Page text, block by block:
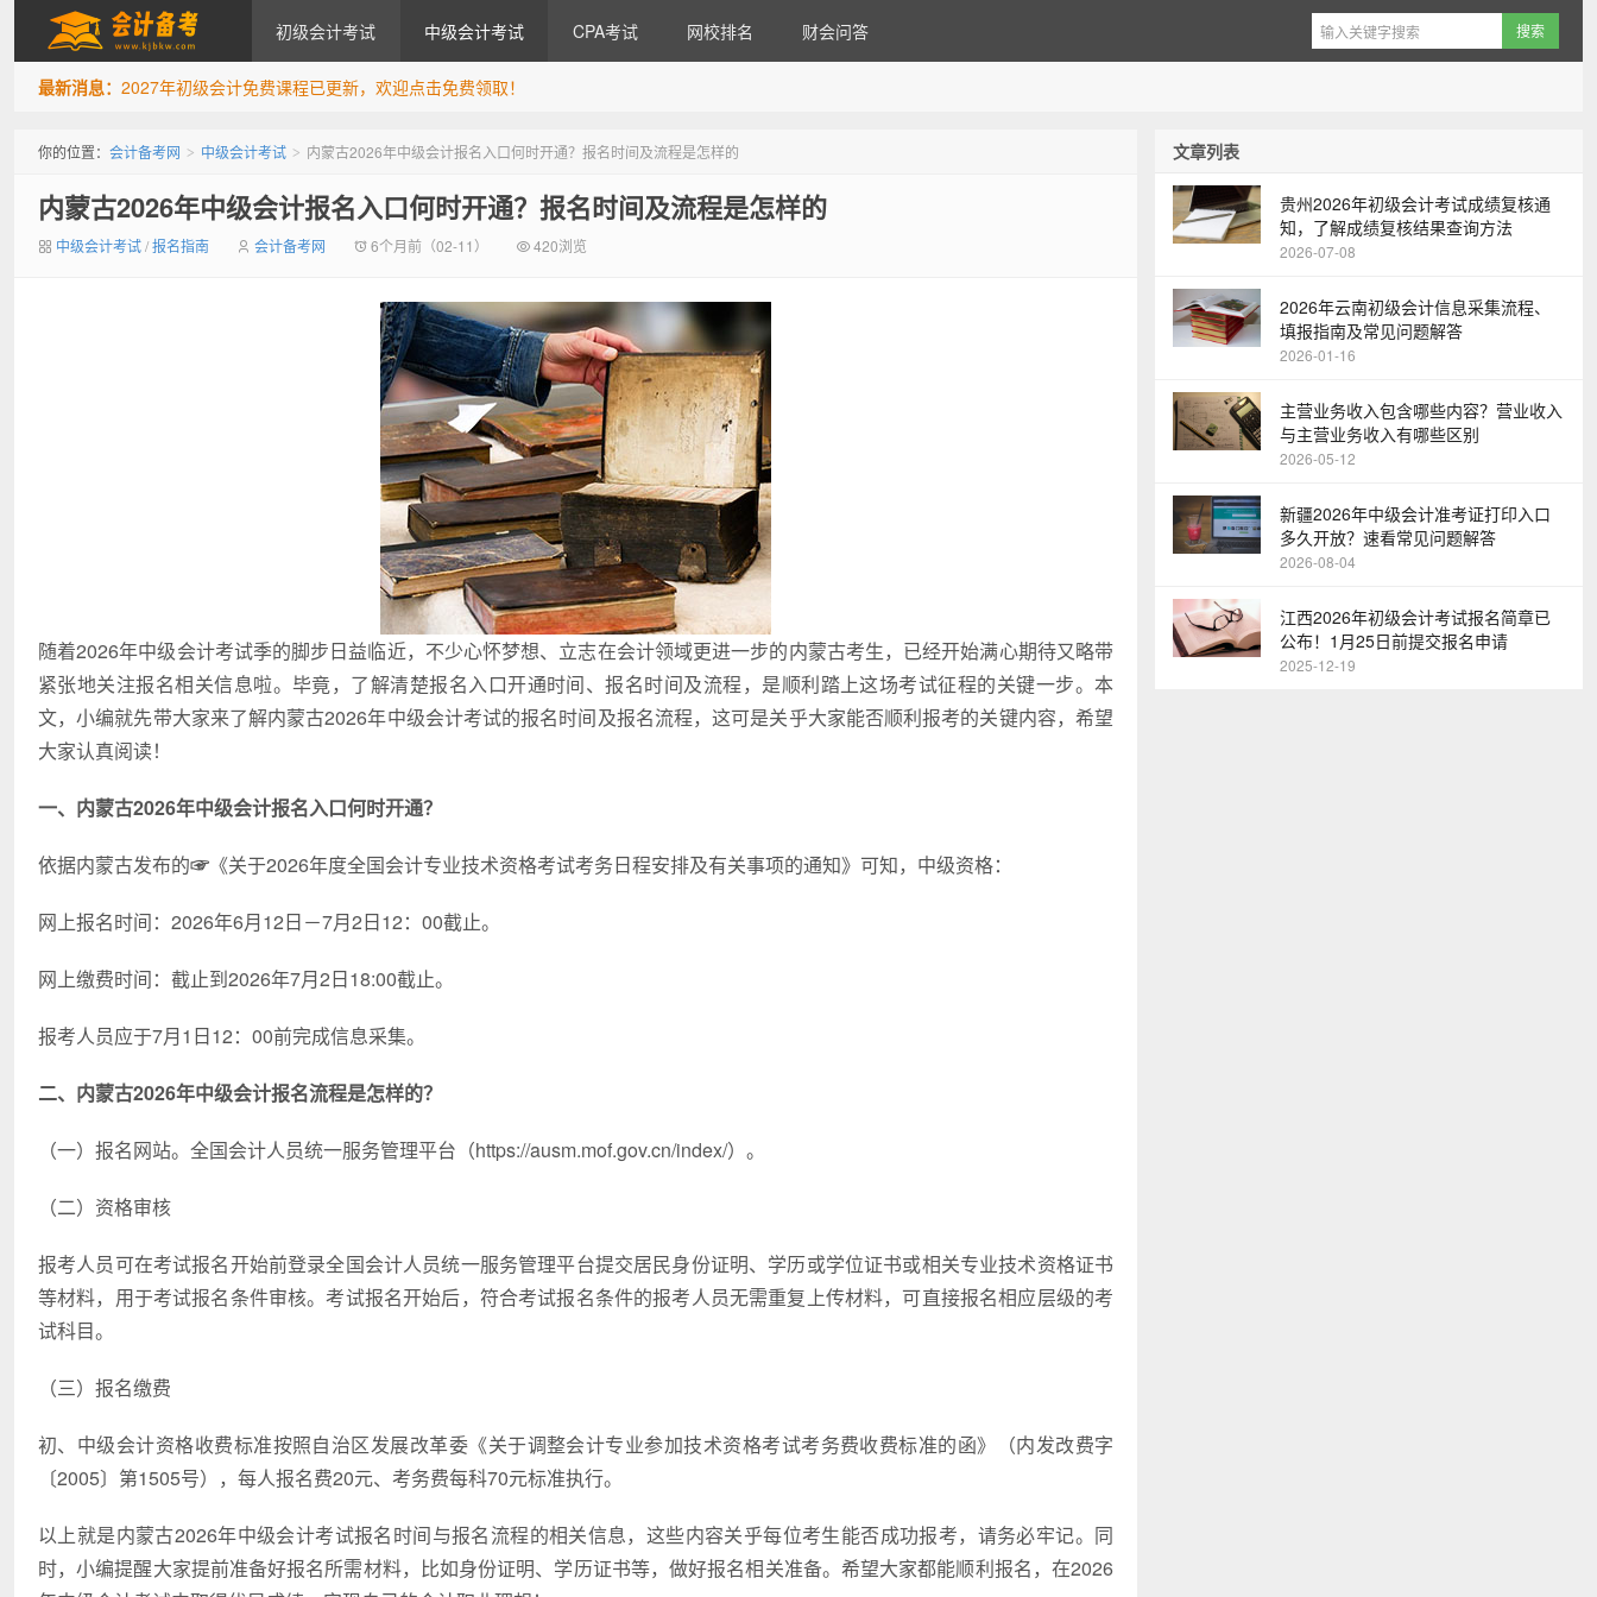
初级会计考试 中级会计考试 CPA考试 网校排名 财会问答
最新消息： 2027年初级会计免费课程已更新，欢迎点击免费领取！
你的位置： 会计备考网 > 中级会计考试 > 内蒙古2026年中级会计报名入口何时开通？报名时间及流程是怎样的
内蒙古2026年中级会计报名入口何时开通？报名时间及流程是怎样的
中级会计考试/报名指南 会计备考网 6个月前（02-11） 420浏览
随着2026年中级会计考试季的脚步日益临近，不少心怀梦想、立志在会计领域更进一步的内蒙古考生，已经开始满心期待又略带
紧张地关注报名相关信息啦。毕竟，了解清楚报名入口开通时间、报名时间及流程，是顺利踏上这场考试征程的关键一步。本
文，小编就先带大家来了解内蒙古2026年中级会计考试的报名时间及报名流程，这可是关乎大家能否顺利报考的关键内容，希望
大家认真阅读！
一、内蒙古2026年中级会计报名入口何时开通？
依据内蒙古发布的☞ 《关于2026年度全国会计专业技术资格考试考务日程安排及有关事项的通知》可知，中级资格：
网上报名时间：2026年6月12日－7月2日12：00截止。
网上缴费时间：截止到2026年7月2日18:00截止。
报考人员应于7月1日12：00前完成信息采集。
二、内蒙古2026年中级会计报名流程是怎样的？
（一）报名网站。全国会计人员统一服务管理平台（https://ausm.mof.gov.cn/index/）。
（二）资格审核
报考人员可在考试报名开始前登录全国会计人员统一服务管理平台提交居民身份证明、学历或学位证书或相关专业技术资格证书
等材料，用于考试报名条件审核。考试报名开始后，符合考试报名条件的报考人员无需重复上传材料，可直接报名相应层级的考
试科目。
（三）报名缴费
初、中级会计资格收费标准按照自治区发展改革委《关于调整会计专业参加技术资格考试考务费收费标准的函》（内发改费字
〔2005〕第1505号），每人报名费20元、考务费每科70元标准执行。
以上就是内蒙古2026年中级会计考试报名时间与报名流程的相关信息，这些内容关乎每位考生能否成功报考，请务必牢记。同
时，小编提醒大家提前准备好报名所需材料，比如身份证明、学历证书等，做好报名相关准备。希望大家都能顺利报名，在2026
文章列表
贵州2026年初级会计考试成绩复核通
知，了解成绩复核结果查询方法
2026-07-08
2026年云南初级会计信息采集流程、
填报指南及常见问题解答
2026-01-16
主营业务收入包含哪些内容？营业收入
与主营业务收入有哪些区别
2026-05-12
新疆2026年中级会计准考证打印入口
多久开放？速看常见问题解答
2026-08-04
江西2026年初级会计考试报名简章已
公布！1月25日前提交报名申请
2025-12-19